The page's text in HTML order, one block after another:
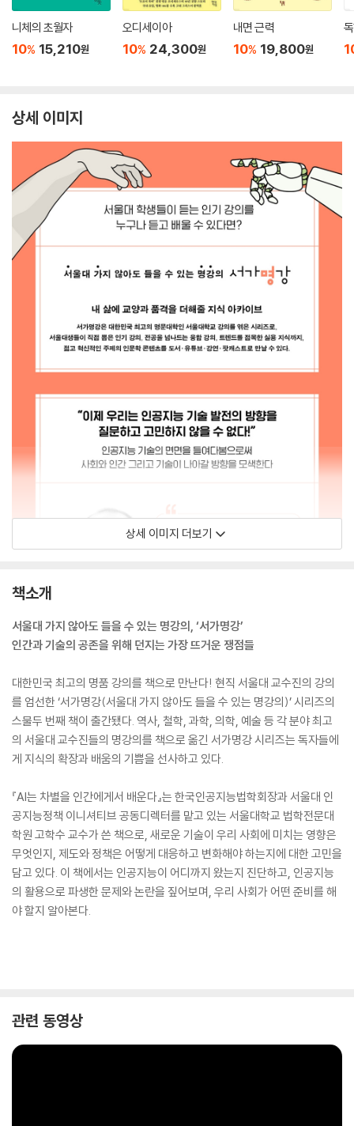
니체의 초월자
10% 15,210원
오디세이아
10% 24,300원
내면 근력
10% 19,800원
상세 이미지
상세 이미지 더보기
책소개
서울대 가지 않아도 들을 수 있는 명강의, ‘서가명강’
인간과 기술의 공존을 위해 던지는 가장 뜨거운 쟁점들
대한민국 최고의 명품 강의를 책으로 만난다! 현직 서울대 교수진의 강의
를 엄선한 ‘서가명강(서울대 가지 않아도 들을 수 있는 명강의)’ 시리즈의
스물두 번째 책이 출간됐다. 역사, 철학, 과학, 의학, 예술 등 각 분야 최고
의 서울대 교수진들의 명강의를 책으로 옮긴 서가명강 시리즈는 독자들에
게 지식의 확장과 배움의 기쁨을 선사하고 있다.
『AI는 차별을 인간에게서 배운다』는 한국인공지능법학회장과 서울대 인
공지능정책 이니셔티브 공동디렉터를 맡고 있는 서울대학교 법학전문대
학원 고학수 교수가 쓴 책으로, 새로운 기술이 우리 사회에 미치는 영향은
무엇인지, 제도와 정책은 어떻게 대응하고 변화해야 하는지에 대한 고민을
담고 있다. 이 책에서는 인공지능이 어디까지 왔는지 진단하고, 인공지능
의 활용으로 파생한 문제와 논란을 짚어보며, 우리 사회가 어떤 준비를 해
야 할지 알아본다.
관련 동영상